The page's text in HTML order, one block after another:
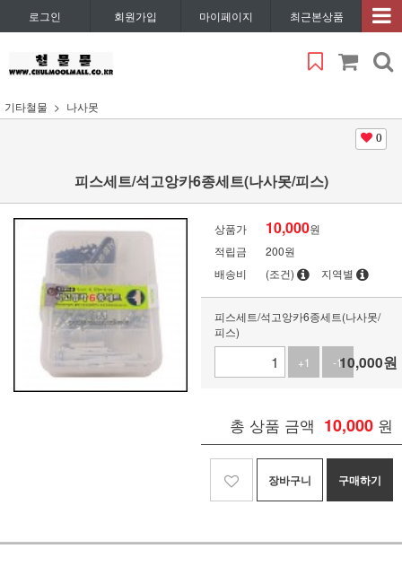
로그인 회원가입 마이페이지 최근본상품
기타철물 나사못
0
피스세트/석고앙카6종세트(나사못/피스)
상품가 10,000원
적립금
200원
배송비
(조건) 지역별
피스세트/석고앙카6종세트(나사못/
피스)
+1
-110,000원
총 상품 금액 10,000 원
장바구니 구매하기